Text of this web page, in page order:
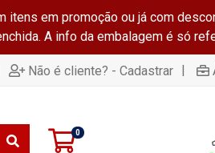
itens em promoção ou já com
A info da embalagem é só
Não é cliente? - Cadastrar |
0